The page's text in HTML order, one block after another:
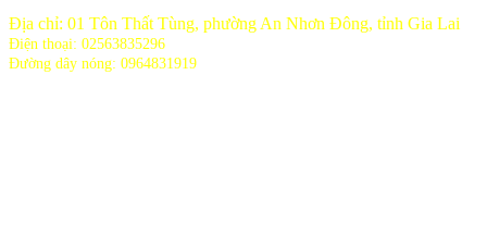
Địa chỉ: 01 Tôn Thất Tùng, phường An Nhơn Đông, tỉnh Gia Lai
Điện thoại: 02563835296
Đường dây nóng: 0964831919